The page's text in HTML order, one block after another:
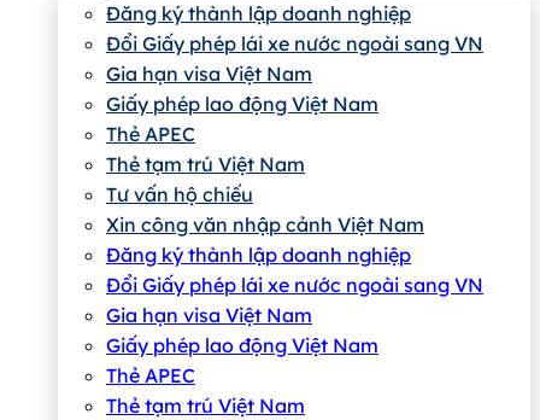
Đăng ký thành lập doanh nghiệp
Đổi Giấy phép lái xe nước ngoài sang VN
Gia hạn visa Việt Nam
Giấy phép lao động Việt Nam
Thẻ APEC
Thẻ tạm trú Việt Nam
Tư vấn hộ chiếu
Xin công văn nhập cảnh Việt Nam
Đăng ký thành lập doanh nghiệp
Đổi Giấy phép lái xe nước ngoài sang VN
Gia hạn visa Việt Nam
Giấy phép lao động Việt Nam
Thẻ APEC
Thẻ tạm trú Việt Nam